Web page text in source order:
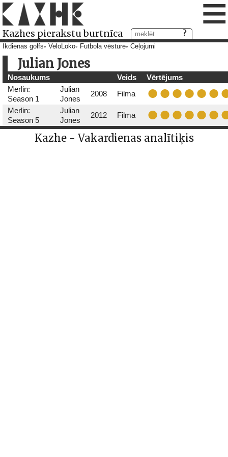
Kazhes pierakstu burtnīca ≡
Ikdienas golfs VeloLoko Futbola vēsture Ceļojumi
Julian Jones
Nosaukums Veids
Vērtējums
Merlin:
Season 1
Julian
Jones
2008
Filma
Merlin:
Season 5
Julian
Jones
2012 Filma
Kazhe - Vakardienas analītiķis